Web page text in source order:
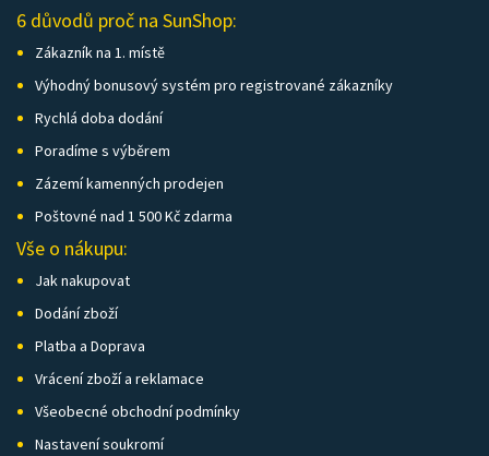
6 důvodů proč na SunShop:
Zákazník na 1. místě
Výhodný bonusový systém pro registrované zákazníky
Rychlá doba dodání
Poradíme s výběrem
Zázemí kamenných prodejen
Poštovné nad 1 500 Kč zdarma
Vše o nákupu:
Jak nakupovat
Dodání zboží
Platba a Doprava
Vrácení zboží a reklamace
Všeobecné obchodní podmínky
Nastavení soukromí